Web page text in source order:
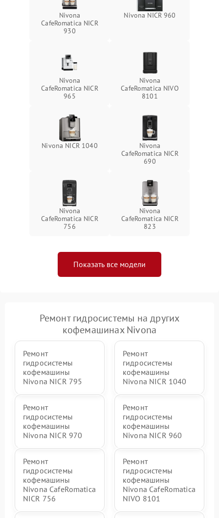
Nivona
CafeRomatica NICR
930
Nivona NICR 960
Nivona
CafeRomatica NICR
965
Nivona
CafeRomatica NIVO
8101
Nivona NICR 1040
Nivona
CafeRomatica NICR
690
Nivona
CafeRomatica NICR
756
Nivona
CafeRomatica NICR
823
Показать все модели
Ремонт гидросистемы на других
кофемашинах Nivona
Ремонт
гидросистемы
кофемашины
Nivona NICR 795
Ремонт
гидросистемы
кофемашины
Nivona NICR 1040
Ремонт
гидросистемы
кофемашины
Nivona NICR 970
Ремонт
гидросистемы
кофемашины
Nivona NICR 960
Ремонт
гидросистемы
кофемашины
Nivona CafeRomatica
NICR 756
Ремонт
гидросистемы
кофемашины
Nivona CafeRomatica
NIVO 8101